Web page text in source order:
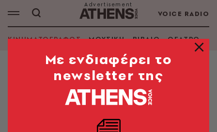
VOICE RADIO
ΚΙΝΗΜΑΤΟΓΡΑΦΟΣ ΜΟΥΣΙΚΗ ΒΙΒΛΙΟ ΘΕΑΤΡΟ -
ΚΙΝΗΜΑΤΟΓΡΑΦΟΣ
The Batman Part II: Αποκαλύφθηκε
το επίσημο λογότυπο της νέας
Mε ενδιαφέρει το
newsletter της